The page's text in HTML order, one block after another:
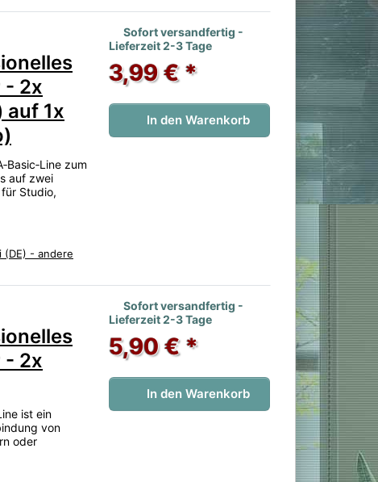
noch keine Bewertungen vor.
- 2x
auf 1x
zum
auf zwei
Studio,
(DE) - andere
Sofort versandfertig -
Lieferzeit 2-3 Tage
3,99 € *
In den Warenkorb
noch keine Bewertungen vor.
- 2x
ist ein
von
oder
Sofort versandfertig -
Lieferzeit 2-3 Tage
5,90 € *
In den Warenkorb